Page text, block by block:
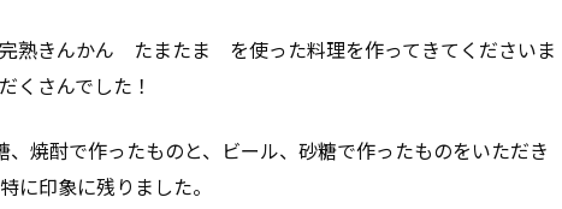
熟きんかん たまたま を使った料理を作ってきてくださいま
くさんでした！
焼酎で作ったものと、ビール、砂糖で作ったものをいただき
に印象に残りました。